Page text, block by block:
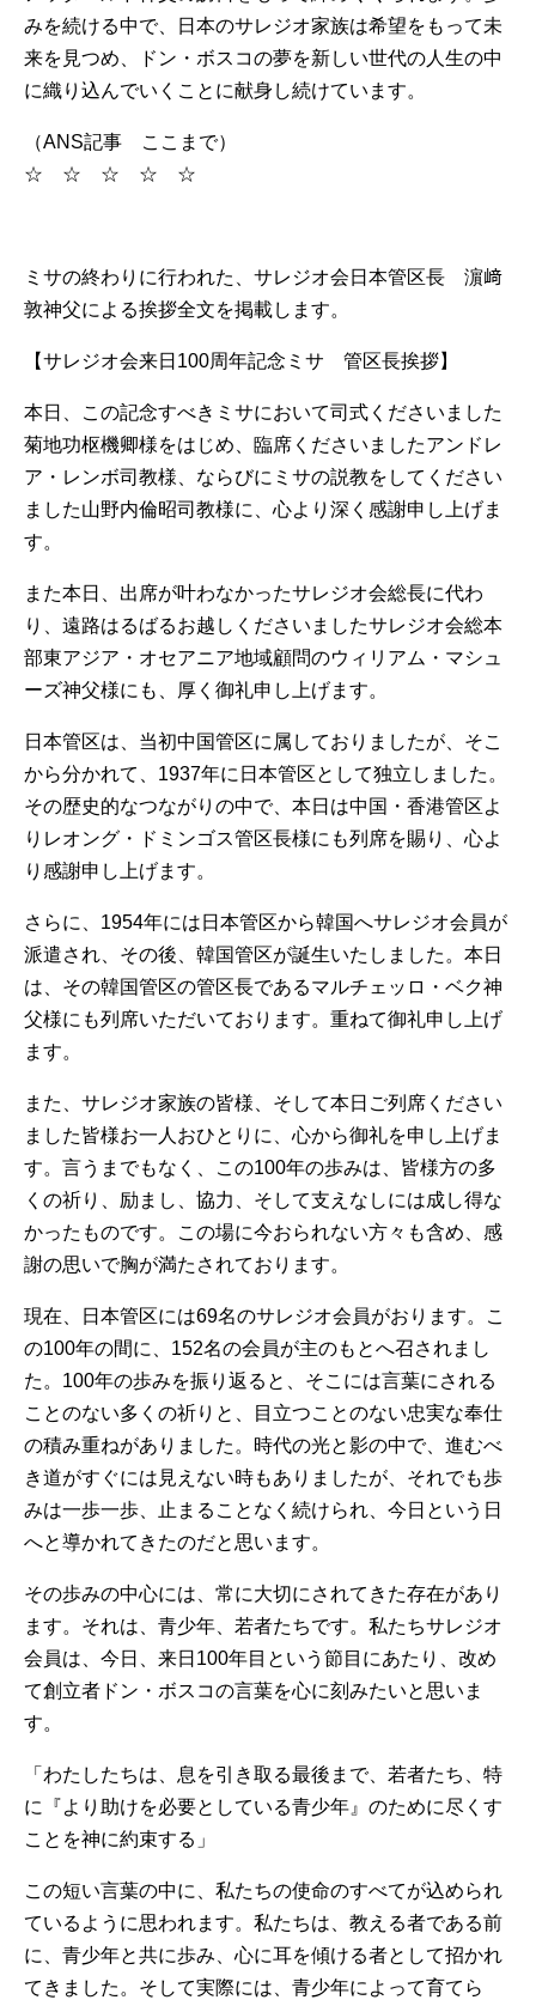
みを続ける中で、日本のサレジオ家族は希望をもって未
来を見つめ、ドン・ボスコの夢を新しい世代の人生の中
に織り込んでいくことに献身し続けています。
（ANS記事 ここまで）
☆ ☆ ☆ ☆ ☆
ミサの終わりに行われた、サレジオ会日本管区長 濵﨑
敦神父による挨拶全文を掲載します。
【サレジオ会来日100周年記念ミサ 管区長挨拶】
本日、この記念すべきミサにおいて司式くださいました
菊地功枢機卿様をはじめ、臨席くださいましたアンドレ
ア・レンボ司教様、ならびにミサの説教をしてください
ました山野内倫昭司教様に、心より深く感謝申し上げま
す。
また本日、出席が叶わなかったサレジオ会総長に代わ
り、遠路はるばるお越しくださいましたサレジオ会総本
部東アジア・オセアニア地域顧問のウィリアム・マシュ
ーズ神父様にも、厚く御礼申し上げます。
日本管区は、当初中国管区に属しておりましたが、そこ
から分かれて、1937年に日本管区として独立しました。
その歴史的なつながりの中で、本日は中国・香港管区よ
りレオング・ドミンゴス管区長様にも列席を賜り、心よ
り感謝申し上げます。
さらに、1954年には日本管区から韓国へサレジオ会員が
派遣され、その後、韓国管区が誕生いたしました。本日
は、その韓国管区の管区長であるマルチェッロ・ベク神
父様にも列席いただいております。重ねて御礼申し上げ
ます。
また、サレジオ家族の皆様、そして本日ご列席ください
ました皆様お一人おひとりに、心から御礼を申し上げま
す。言うまでもなく、この100年の歩みは、皆様方の多
くの祈り、励まし、協力、そして支えなしには成し得な
かったものです。この場に今おられない方々も含め、感
謝の思いで胸が満たされております。
現在、日本管区には69名のサレジオ会員がおります。こ
の100年の間に、152名の会員が主のもとへ召されまし
た。100年の歩みを振り返ると、そこには言葉にされる
ことのない多くの祈りと、目立つことのない忠実な奉仕
の積み重ねがありました。時代の光と影の中で、進むべ
き道がすぐには見えない時もありましたが、それでも歩
みは一歩一歩、止まることなく続けられ、今日という日
へと導かれてきたのだと思います。
その歩みの中心には、常に大切にされてきた存在があり
ます。それは、青少年、若者たちです。私たちサレジオ
会員は、今日、来日100年目という節目にあたり、改め
て創立者ドン・ボスコの言葉を心に刻みたいと思いま
す。
「わたしたちは、息を引き取る最後まで、若者たち、特
に『より助けを必要としている青少年』のために尽くす
ことを神に約束する」
この短い言葉の中に、私たちの使命のすべてが込められ
ているように思われます。私たちは、教える者である前
に、青少年と共に歩み、心に耳を傾ける者として招かれ
てきました。そして実際には、青少年によって育てら